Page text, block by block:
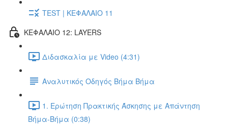
TEST | ΚΕΦΑΛΑΙΟ 11
ΚΕΦΑΛΑΙΟ 12: LAYERS
Διδασκαλία με Video (4:31)
Αναλυτικός Οδηγός Βήμα Βήμα
1. Ερώτηση Πρακτικής Άσκησης με Απάντηση
Βήμα-Βήμα (0:38)